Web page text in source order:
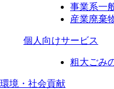
事業系一
産業廃棄
個人向けサービス
粗大ごみ
環境・社会貢献